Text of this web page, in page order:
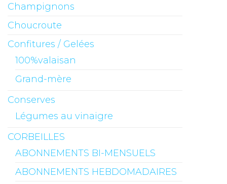
Champignons
Choucroute
Confitures / Gelées
100%valaisan
Grand-mère
Conserves
Légumes au vinaigre
CORBEILLES
ABONNEMENTS BI-MENSUELS
ABONNEMENTS HEBDOMADAIRES